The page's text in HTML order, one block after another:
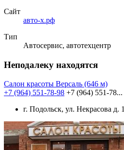
Сайт
авто-х.рф
Тип
Автосервис, автотехцентр
Неподалеку находятся
Салон красоты Версаль (646 м)
+7 (964) 551-78-98 +7 (964) 551-78...
г. Подольск, ул. Некрасова д. 1